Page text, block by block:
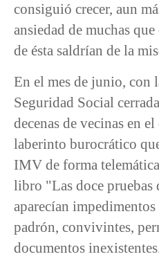
consiguió crecer, aun
ansiedad de muchas
de ésta saldrían de la
En el mes de junio, con
Seguridad Social
decenas de vecinas en
laberinto burocrático
IMV de forma
libro "Las doce pruebas
aparecían
padrón, convivintes,
documentos